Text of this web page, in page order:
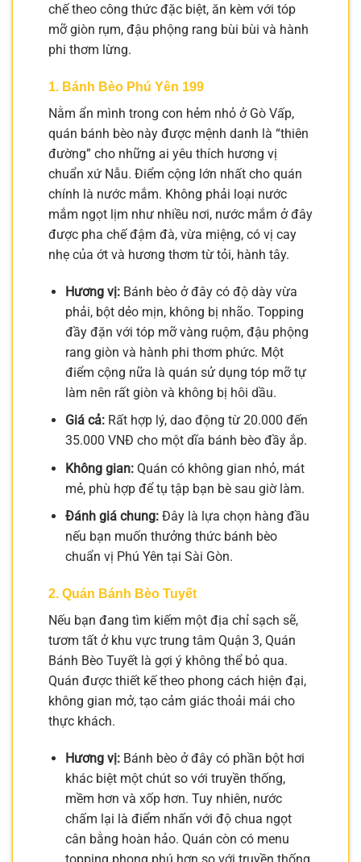
chế theo công thức đặc biệt, ăn kèm với tóp
mỡ giòn rụm, đậu phộng rang bùi bùi và hành
phi thơm lừng.
1. Bánh Bèo Phú Yên 199
Nằm ẩn mình trong con hẻm nhỏ ở Gò Vấp,
quán bánh bèo này được mệnh danh là “thiên
đường” cho những ai yêu thích hương vị
chuẩn xứ Nẫu. Điểm cộng lớn nhất cho quán
chính là nước mắm. Không phải loại nước
mắm ngọt lịm như nhiều nơi, nước mắm ở đây
được pha chế đậm đà, vừa miệng, có vị cay
nhẹ của ớt và hương thơm từ tỏi, hành tây.
Hương vị:Bánh bèo ở đây có độ dày vừa
phải, bột dẻo mịn, không bị nhão. Topping
đầy đặn với tóp mỡ vàng ruộm, đậu phộng
rang giòn và hành phi thơm phức. Một
điểm cộng nữa là quán sử dụng tóp mỡ tự
làm nên rất giòn và không bị hôi dầu.
Giá cả:Rất hợp lý, dao động từ 20.000 đến
35.000 VNĐ cho một dĩa bánh bèo đầy ắp.
Không gian:Quán có không gian nhỏ, mát
mẻ, phù hợp để tụ tập bạn bè sau giờ làm.
Đánh giá chung:Đây là lựa chọn hàng đầu
nếu bạn muốn thưởng thức bánh bèo
chuẩn vị Phú Yên tại Sài Gòn.
2. Quán Bánh Bèo Tuyết
Nếu bạn đang tìm kiếm một địa chỉ sạch sẽ,
tươm tất ở khu vực trung tâm Quận 3, Quán
Bánh Bèo Tuyết là gợi ý không thể bỏ qua.
Quán được thiết kế theo phong cách hiện đại,
không gian mở, tạo cảm giác thoải mái cho
thực khách.
Hương vị:Bánh bèo ở đây có phần bột hơi
khác biệt một chút so với truyền thống,
mềm hơn và xốp hơn. Tuy nhiên, nước
chấm lại là điểm nhấn với độ chua ngọt
cân bằng hoàn hảo. Quán còn có menu